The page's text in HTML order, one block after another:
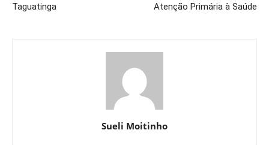
Taguatinga
Atenção Primária à Saúde
Sueli Moitinho